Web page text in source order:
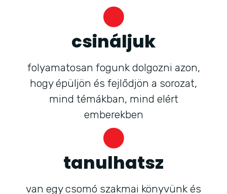
csináljuk
folyamatosan fogunk dolgozni azon,
hogy épüljön és fejlődjön a sorozat,
mind témákban, mind elért
emberekben
tanulhatsz
van egy csomó szakmai könyvünk és